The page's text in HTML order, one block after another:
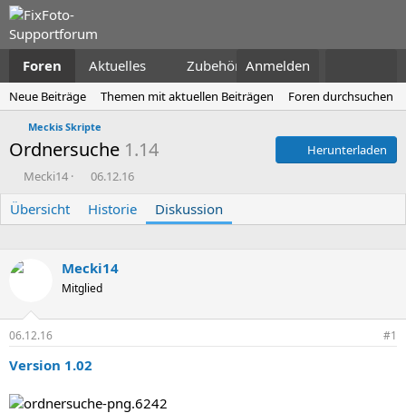
Foren Aktuelles Zubehör Anmelden
Neue Beiträge Themen mit aktuellen Beiträgen Foren durchsuchen
Meckis Skripte
Ordnersuche 1.14
Herunterladen
E
s
t
l
Mecki14
E
s
t
l
t
m
06.12.16
Übersicht Historie Diskussion
Mecki14
Mitglied
06.12.16 #1
Version 1.02